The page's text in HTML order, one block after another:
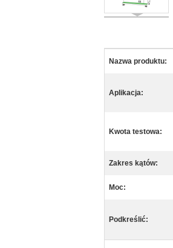
Nazwa produktu:
Aplikacja:
Kwota testowa:
Zakres kątów:
Moc:
Podkreślić: